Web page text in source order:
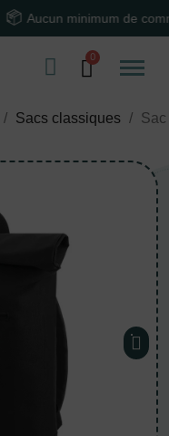
Aucun minimum de
Sacs classiques
Sac